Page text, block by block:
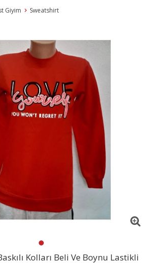
Giyim Sweatshirt
Kolları Beli Ve Boynu Lastikli